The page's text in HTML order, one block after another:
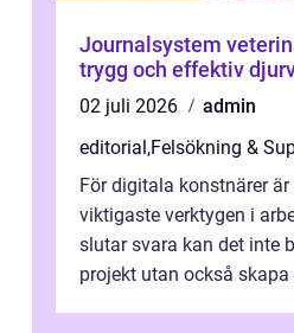
Journalsystem veterinär nyckeln
trygg och effektiv
02 juli 2026
admin
editorial,Felsökning &
För digitala konstnärer
viktigaste verktygen i
slutar svara kan det inte
projekt utan också skapa